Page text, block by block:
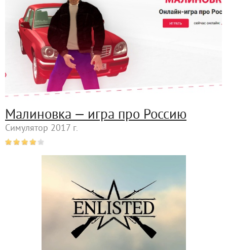
Малиновка — игра про Россию
Симулятор 2017 г.